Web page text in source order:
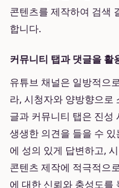
콘텐츠를 제작하여 검색
합니다.
커뮤니티 탭과 댓글을 활
유튜브 채널은 일방적으
라, 시청자와 양방향으로
글과 커뮤니티 탭은 진성
생생한 의견을 들을 수
에 성의 있게 답변하고,
콘텐츠 제작에 적극적으
에 대한 신뢰와 충성도를